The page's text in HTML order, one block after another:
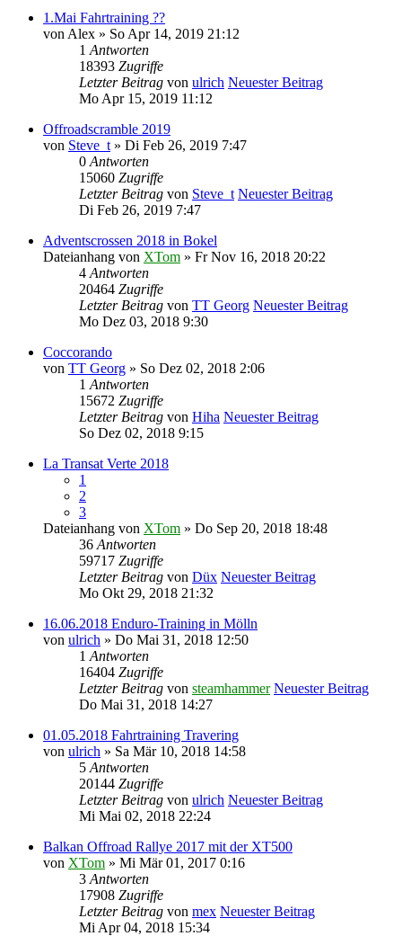
1.Mai Fahrtraining ??
von Alex » So Apr 14, 2019 21:12
1 Antworten
18393 Zugriffe
Letzter Beitrag von ulrich Neuester Beitrag
Mo Apr 15, 2019 11:12
Offroadscramble 2019
von Steve_t » Di Feb 26, 2019 7:47
0 Antworten
15060 Zugriffe
Letzter Beitrag von Steve_t Neuester Beitrag
Di Feb 26, 2019 7:47
Adventscrossen 2018 in Bokel
Dateianhang von XTom » Fr Nov 16, 2018 20:22
4 Antworten
20464 Zugriffe
Letzter Beitrag von TT Georg Neuester Beitrag
Mo Dez 03, 2018 9:30
Coccorando
von TT Georg » So Dez 02, 2018 2:06
1 Antworten
15672 Zugriffe
Letzter Beitrag von Hiha Neuester Beitrag
So Dez 02, 2018 9:15
La Transat Verte 2018
1
2
3
Dateianhang von XTom » Do Sep 20, 2018 18:48
36 Antworten
59717 Zugriffe
Letzter Beitrag von Düx Neuester Beitrag
Mo Okt 29, 2018 21:32
16.06.2018 Enduro-Training in Mölln
von ulrich » Do Mai 31, 2018 12:50
1 Antworten
16404 Zugriffe
Letzter Beitrag von steamhammer Neuester Beitrag
Do Mai 31, 2018 14:27
01.05.2018 Fahrtraining Travering
von ulrich » Sa Mär 10, 2018 14:58
5 Antworten
20144 Zugriffe
Letzter Beitrag von ulrich Neuester Beitrag
Mi Mai 02, 2018 22:24
Balkan Offroad Rallye 2017 mit der XT500
von XTom » Mi Mär 01, 2017 0:16
3 Antworten
17908 Zugriffe
Letzter Beitrag von mex Neuester Beitrag
Mi Apr 04, 2018 15:34